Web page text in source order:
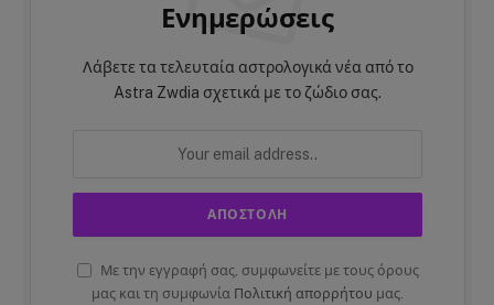
Ενημερώσεις
Λάβετε τα τελευταία αστρολογικά νέα από το
Astra Zwdia σχετικά με το ζώδιο σας.
Με την εγγραφή σας, συμφωνείτε με τους όρους
μας και τη συμφωνία Πολιτική απορρήτου μας.